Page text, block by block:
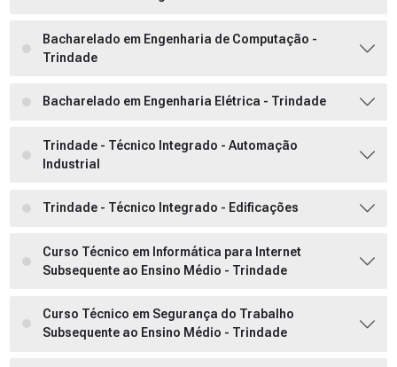
Bacharelado em Engenharia de Computação -
Trindade
Bacharelado em Engenharia Elétrica - Trindade
Trindade - Técnico Integrado - Automação
Industrial
Trindade - Técnico Integrado - Edificações
Curso Técnico em Informática para Internet
Subsequente ao Ensino Médio - Trindade
Curso Técnico em Segurança do Trabalho
Subsequente ao Ensino Médio - Trindade